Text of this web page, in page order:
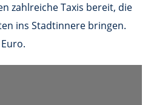
zahlreiche Taxis bereit, die
ins Stadtinnere bringen.